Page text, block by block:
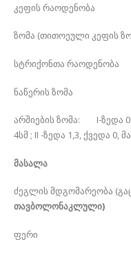
კეფის
ზომა (თითოეული კეფის
სტრიქონთა რაოდენობა
ნაწერის ზომა I
არშიების ზომა: I-ზედა
4სმ ; II -ზედა 1,3, ქვედა 0,
მასალა
ძეგლის მდგომარეობა
თავბოლონაკლული)
ფერი